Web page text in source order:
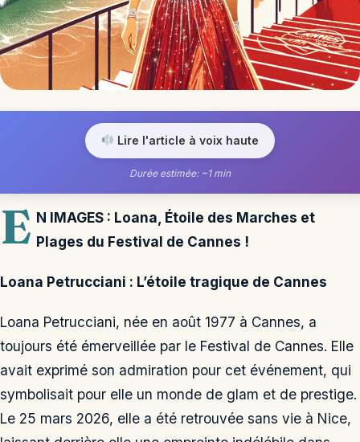
Lire l'article à voix haute
Durée estimée: ~1 min
E N IMAGES : Loana, Étoile des Marches et
Plages du Festival de Cannes !
Loana Petrucciani : L’étoile tragique de Cannes
Loana Petrucciani, née en août 1977 à Cannes, a
toujours été émerveillée par le Festival de Cannes. Elle
avait exprimé son admiration pour cet événement, qui
symbolisait pour elle un monde de glam et de prestige.
Le 25 mars 2026, elle a été retrouvée sans vie à Nice,